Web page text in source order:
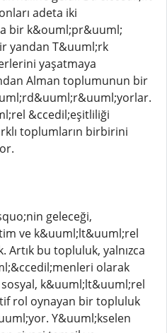
adeta iki
bir k&ouml;pr&uuml;
yandan T&uuml;rk
yaşatmaya
Alman toplumunun bir
&ccedil;eşitliliği
toplumların birbirini
geleceği,
ve k&uuml;lt&uuml;rel
Artık bu topluluk, yalnızca
olarak
k&uuml;lt&uuml;rel
rol oynayan bir topluluk
Y&uuml;kselen